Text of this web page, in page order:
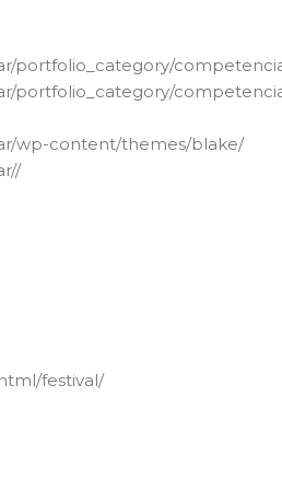
portfolio_category/
portfolio_category/
wp-content/themes/blake/
festival/